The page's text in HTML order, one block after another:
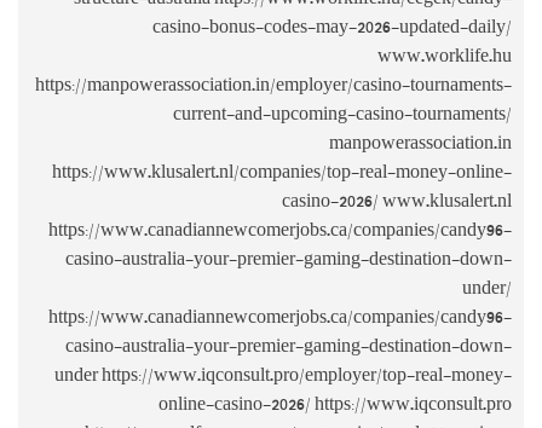
https://
https://
https://
casino-
https://
casino-
under